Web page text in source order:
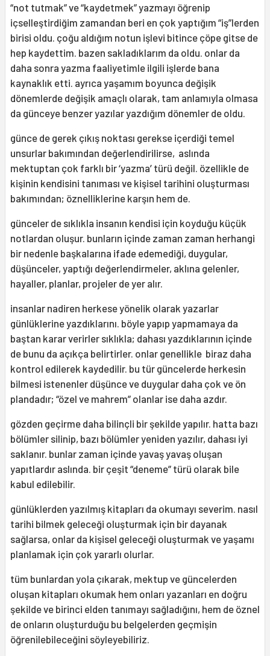
“not tutmak” ve “kaydetmek” yazmayı öğrenip
içselleştirdiğim zamandan beri en çok yaptığım “iş”lerden
birisi oldu. çoğu aldığım notun işlevi bitince çöpe gitse de
hep kaydettim. bazen sakladıklarım da oldu. onlar da
daha sonra yazma faaliyetimle ilgili işlerde bana
kaynaklık etti. ayrıca yaşamım boyunca değişik
dönemlerde değişik amaçlı olarak, tam anlamıyla olmasa
da günceye benzer yazılar yazdığım dönemler de oldu.
günce de gerek çıkış noktası gerekse içerdiği temel
unsurlar bakımından değerlendirilirse, aslında
mektuptan çok farklı bir ‘yazma’ türü değil. özellikle de
kişinin kendisini tanıması ve kişisel tarihini oluşturması
bakımından; öznelliklerine karşın hem de.
günceler de sıklıkla insanın kendisi için koyduğu küçük
notlardan oluşur. bunların içinde zaman zaman herhangi
bir nedenle başkalarına ifade edemediği, duygular,
düşünceler, yaptığı değerlendirmeler, aklına gelenler,
hayaller, planlar, projeler de yer alır.
insanlar nadiren herkese yönelik olarak yazarlar
günlüklerine yazdıklarını. böyle yapıp yapmamaya da
baştan karar verirler sıklıkla; dahası yazdıklarının içinde
de bunu da açıkça belirtirler. onlar genellikle biraz daha
kontrol edilerek kaydedilir. bu tür güncelerde herkesin
bilmesi istenenler düşünce ve duygular daha çok ve ön
plandadır; “özel ve mahrem” olanlar ise daha azdır.
gözden geçirme daha bilinçli bir şekilde yapılır. hatta bazı
bölümler silinip, bazı bölümler yeniden yazılır, dahası iyi
saklanır. bunlar zaman içinde yavaş yavaş oluşan
yapıtlardır aslında. bir çeşit “deneme” türü olarak bile
kabul edilebilir.
günlüklerden yazılmış kitapları da okumayı severim. nasıl
tarihi bilmek geleceği oluşturmak için bir dayanak
sağlarsa, onlar da kişisel geleceği oluşturmak ve yaşamı
planlamak için çok yararlı olurlar.
tüm bunlardan yola çıkarak, mektup ve güncelerden
oluşan kitapları okumak hem onları yazanları en doğru
şekilde ve birinci elden tanımayı sağladığını, hem de öznel
de onların oluşturduğu bu belgelerden geçmişin
öğrenilebileceğini söyleyebiliriz.